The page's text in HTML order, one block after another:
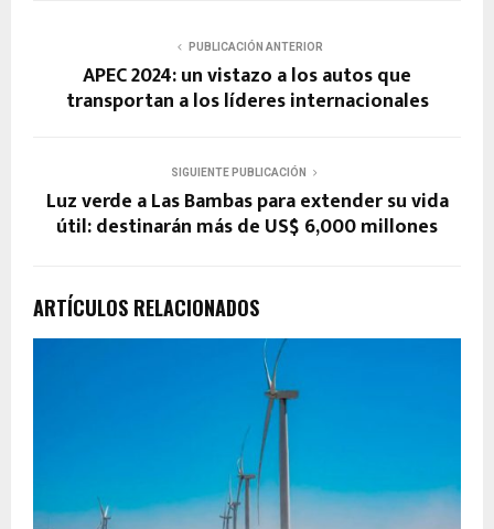
PUBLICACIÓN ANTERIOR
APEC 2024: un vistazo a los autos que
transportan a los líderes internacionales
SIGUIENTE PUBLICACIÓN
Luz verde a Las Bambas para extender su vida
útil: destinarán más de US$ 6,000 millones
ARTÍCULOS RELACIONADOS